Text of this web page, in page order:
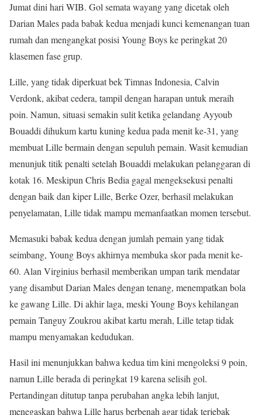
Jumat dini hari WIB. Gol semata wayang yang dicetak oleh
Darian Males pada babak kedua menjadi kunci kemenangan tuan
rumah dan mengangkat posisi Young Boys ke peringkat 20
klasemen fase grup.
Lille, yang tidak diperkuat bek Timnas Indonesia, Calvin
Verdonk, akibat cedera, tampil dengan harapan untuk meraih
poin. Namun, situasi semakin sulit ketika gelandang Ayyoub
Bouaddi dihukum kartu kuning kedua pada menit ke-31, yang
membuat Lille bermain dengan sepuluh pemain. Wasit kemudian
menunjuk titik penalti setelah Bouaddi melakukan pelanggaran di
kotak 16. Meskipun Chris Bedia gagal mengeksekusi penalti
dengan baik dan kiper Lille, Berke Ozer, berhasil melakukan
penyelamatan, Lille tidak mampu memanfaatkan momen tersebut.
Memasuki babak kedua dengan jumlah pemain yang tidak
seimbang, Young Boys akhirnya membuka skor pada menit ke-
60. Alan Virginius berhasil memberikan umpan tarik mendatar
yang disambut Darian Males dengan tenang, menempatkan bola
ke gawang Lille. Di akhir laga, meski Young Boys kehilangan
pemain Tanguy Zoukrou akibat kartu merah, Lille tetap tidak
mampu menyamakan kedudukan.
Hasil ini menunjukkan bahwa kedua tim kini mengoleksi 9 poin,
namun Lille berada di peringkat 19 karena selisih gol.
Pertandingan ditutup tanpa perubahan angka lebih lanjut,
menegaskan bahwa Lille harus berbenah agar tidak terjebak